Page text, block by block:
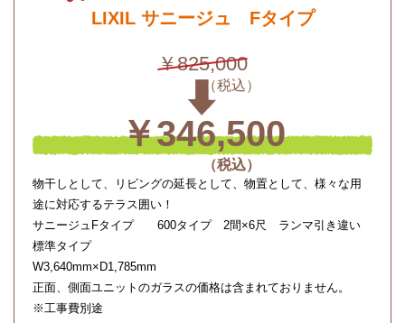
LIXIL サニージュ Fタイプ
￥825,000
￥346,500
物干しとして、リビングの延長として、物置として、様々な用
途に対応するテラス囲い！
サニージュFタイプ 600タイプ 2間×6尺 ランマ引き違い
標準タイプ
W3,640mm×D1,785mm
正面、側面ユニットのガラスの価格は含まれておりません。
※工事費別途